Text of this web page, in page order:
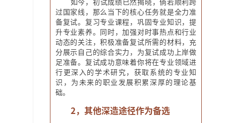
过国家线，那么当下的核心任务就是全力准
备复试。复习专业课程，巩固专业知识，提
升专业素养。同时，加强对时事热点和行业
动态的关注，积极准备复试所需的材料，充
分展示自己的综合实力，为复试成功上岸做
足准备。复试成功意味着你将在专业领域进
行更深入的学术研究，获取系统的专业知
识，为未来的职业发展积累深厚的理论基
础。
2，其他深造途径作为备选